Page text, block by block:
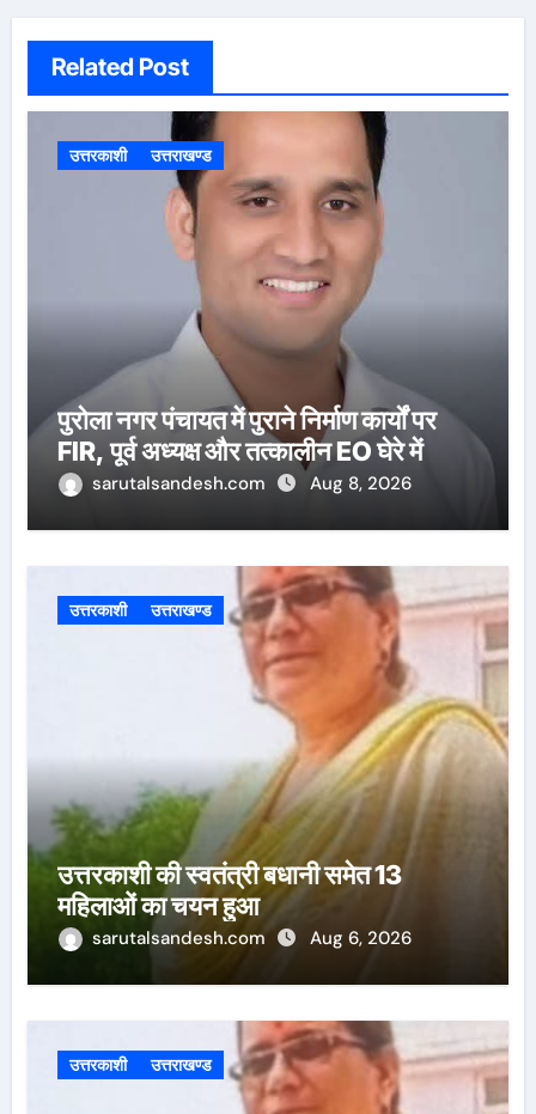
Related Post
उत्तरकाशी उत्तराखण्ड
पुरोला नगर पंचायत में पुराने निर्माण कार्यों पर
FIR, पूर्व अध्यक्ष और तत्कालीन EO घेरे में
sarutalsandesh.com Aug 8, 2026
उत्तरकाशी उत्तराखण्ड
उत्तरकाशी की स्वतंत्री बधानी समेत 13
महिलाओं का चयन हुआ
sarutalsandesh.com Aug 6, 2026
उत्तरकाशी उत्तराखण्ड